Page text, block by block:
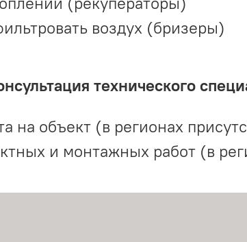
воздух (бризеры)
технического
на объект (в регионах
и монтажных работ (в